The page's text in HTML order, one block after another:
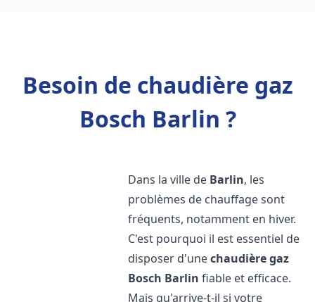
Besoin de chaudière gaz
Bosch Barlin ?
Dans la ville de Barlin, les
problèmes de chauffage sont
fréquents, notamment en hiver.
C'est pourquoi il est essentiel de
disposer d'unechaudière gaz
Bosch Barlin fiable et efficace.
Mais qu'arrive-t-il si votre